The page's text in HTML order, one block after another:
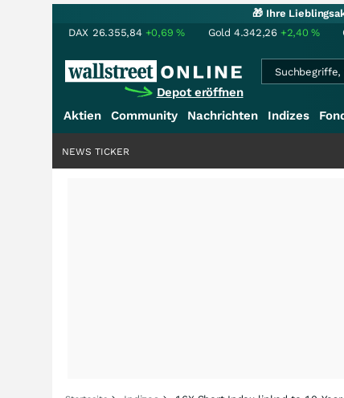
🎁 Ihre
DAX 26.355,84 +0,69% Gold 4.342,26 +2,40%
Depot eröffnen
Aktien Community Nachrichten Indizes
NEWS TICKER